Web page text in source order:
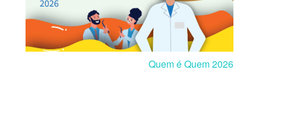
Quem é Quem 2026